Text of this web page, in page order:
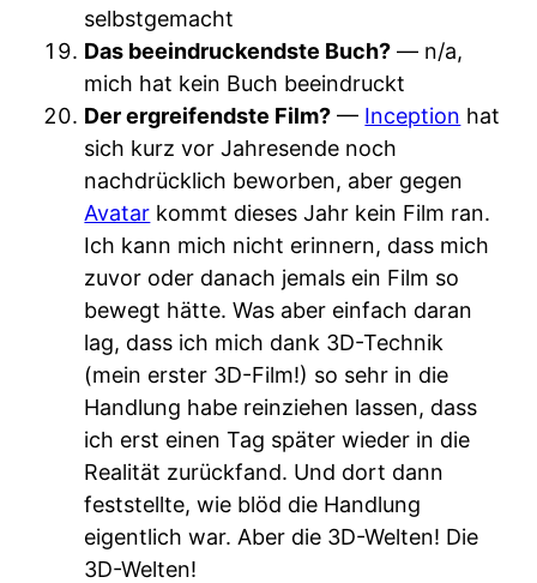
selbstgemacht
Das beeindruckendste Buch? — n/a,
mich hat kein Buch beeindruckt
Der ergreifendste Film? — Inception hat
sich kurz vor Jahresende noch
nachdrücklich beworben, aber gegen
Avatar kommt dieses Jahr kein Film ran.
Ich kann mich nicht erinnern, dass mich
zuvor oder danach jemals ein Film so
bewegt hätte. Was aber einfach daran
lag, dass ich mich dank 3D-Technik
(mein erster 3D-Film!) so sehr in die
Handlung habe reinziehen lassen, dass
ich erst einen Tag später wieder in die
Realität zurückfand. Und dort dann
feststellte, wie blöd die Handlung
eigentlich war. Aber die 3D-Welten! Die
3D-Welten!